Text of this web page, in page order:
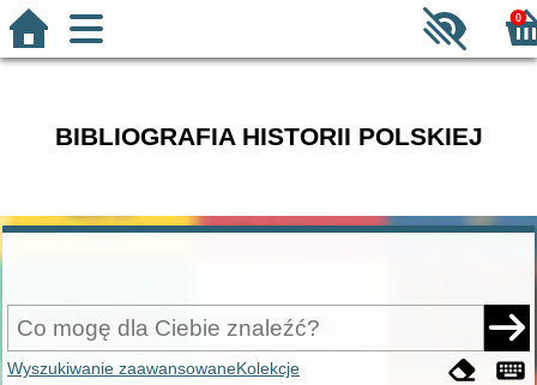
0
BIBLIOGRAFIA HISTORII POLSKIEJ
Wyszukiwanie zaawansowaneKolekcje